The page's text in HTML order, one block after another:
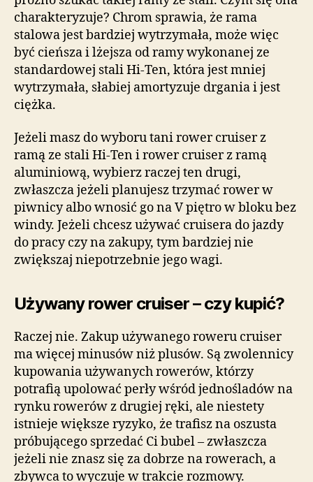
charakteryzuje? Chrom sprawia, że rama
stalowa jest bardziej wytrzymała, może więc
być cieńsza i lżejsza od ramy wykonanej ze
standardowej stali Hi-Ten, która jest mniej
wytrzymała, słabiej amortyzuje drgania i jest
ciężka.
Jeżeli masz do wyboru tani rower cruiser z
ramą ze stali Hi-Ten i rower cruiser z ramą
aluminiową, wybierz raczej ten drugi,
zwłaszcza jeżeli planujesz trzymać rower w
piwnicy albo wnosić go na V piętro w bloku bez
windy. Jeżeli chcesz używać cruisera do jazdy
do pracy czy na zakupy, tym bardziej nie
zwiększaj niepotrzebnie jego wagi.
Używany rower cruiser – czy kupić?
Raczej nie. Zakup używanego roweru cruiser
ma więcej minusów niż plusów. Są zwolennicy
kupowania używanych rowerów, którzy
potrafią upolować perły wśród jednośladów na
rynku rowerów z drugiej ręki, ale niestety
istnieje większe ryzyko, że trafisz na oszusta
próbującego sprzedać Ci bubel – zwłaszcza
jeżeli nie znasz się za dobrze na rowerach, a
zbywca to wyczuje w trakcie rozmowy.